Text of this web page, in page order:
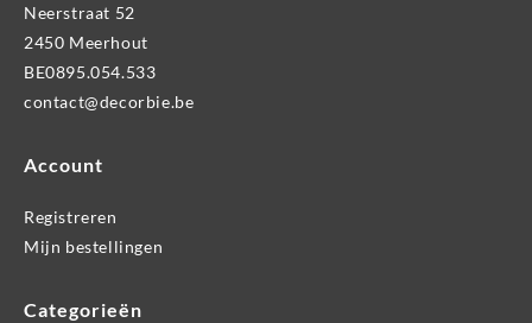
Neerstraat 52
2450 Meerhout
BE0895.054.533
contact@decorbie.be
Account
Registreren
Mijn bestellingen
Categorieën